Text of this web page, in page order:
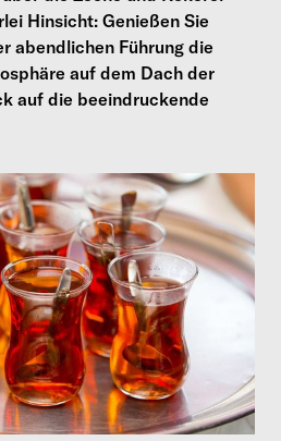
Hinsicht: Genießen Sie
abendlichen Führung die
auf dem Dach der
auf die beeindruckende